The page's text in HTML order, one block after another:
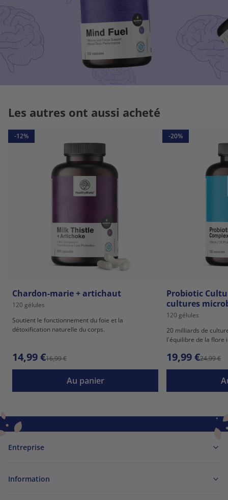
Les autres ont aussi acheté
-12%
Chardon-marie + artichaut
120 gélules
Soutient le fonctionnement du foie et la
détoxification naturelle du corps.
14,99 €16,99 €
Au panier
-20%
Probiotic
cultures
120 gélules
20 milliards de
l'équilibre de la flore
19,99 €24,99 €
Entreprise
Information